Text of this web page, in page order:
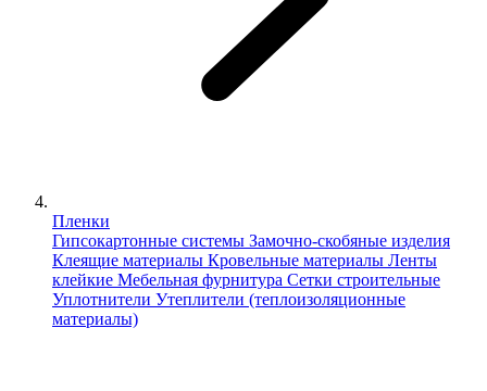
Пленки
Гипсокартонные системы Замочно-скобяные изделия
Клеящие материалы Кровельные материалы Ленты
клейкие Мебельная фурнитура Сетки строительные
Уплотнители Утеплители (теплоизоляционные
материалы)